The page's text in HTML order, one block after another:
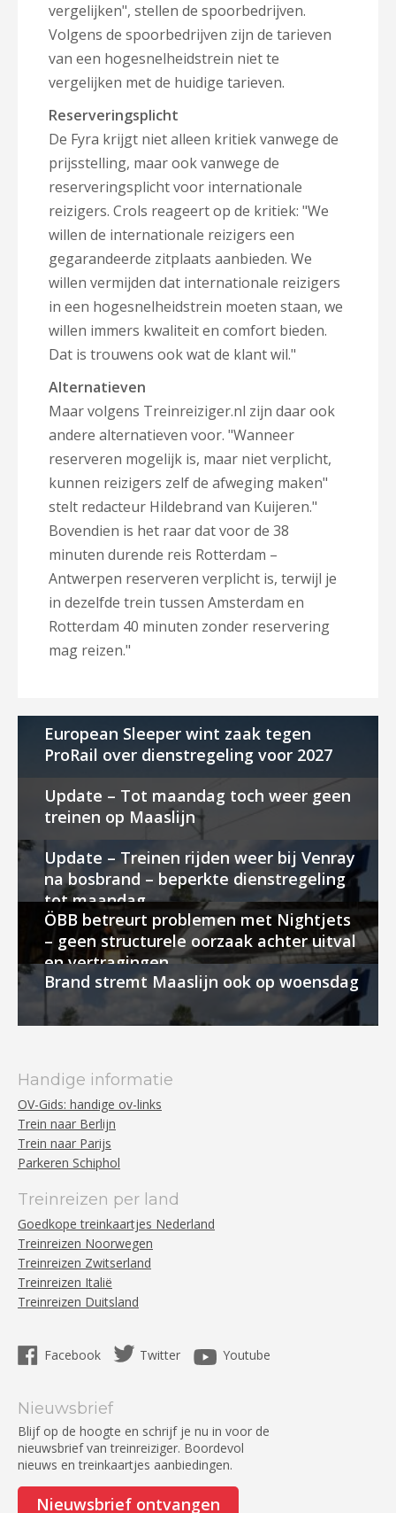
vergelijken", stellen de spoorbedrijven.
Volgens de spoorbedrijven zijn de tarieven
van een hogesnelheidstrein niet te
vergelijken met de huidige tarieven.
Reserveringsplicht
De Fyra krijgt niet alleen kritiek vanwege de
prijsstelling, maar ook vanwege de
reserveringsplicht voor internationale
reizigers. Crols reageert op de kritiek: "We
willen de internationale reizigers een
gegarandeerde zitplaats aanbieden. We
willen vermijden dat internationale reizigers
in een hogesnelheidstrein moeten staan, we
willen immers kwaliteit en comfort bieden.
Dat is trouwens ook wat de klant wil."
Alternatieven
Maar volgens Treinreiziger.nl zijn daar ook
andere alternatieven voor. "Wanneer
reserveren mogelijk is, maar niet verplicht,
kunnen reizigers zelf de afweging maken"
stelt redacteur Hildebrand van Kuijeren."
Bovendien is het raar dat voor de 38
minuten durende reis Rotterdam –
Antwerpen reserveren verplicht is, terwijl je
in dezelfde trein tussen Amsterdam en
Rotterdam 40 minuten zonder reservering
mag reizen."
European Sleeper wint zaak tegen
ProRail over dienstregeling voor 2027
Update – Tot maandag toch weer geen
treinen op Maaslijn
Update – Treinen rijden weer bij Venray
na bosbrand – beperkte dienstregeling
tot maandag
ÖBB betreurt problemen met Nightjets
– geen structurele oorzaak achter uitval
en vertragingen
Brand stremt Maaslijn ook op woensdag
Handige informatie
OV-Gids: handige ov-links
Trein naar Berlijn
Trein naar Parijs
Parkeren Schiphol
Treinreizen per land
Goedkope treinkaartjes Nederland
Treinreizen Noorwegen
Treinreizen Zwitserland
Treinreizen Italië
Treinreizen Duitsland
Facebook Twitter Youtube
Nieuwsbrief
Blijf op de hoogte en schrijf je nu in voor de
nieuwsbrief van treinreiziger. Boordevol
nieuws en treinkaartjes aanbiedingen.
Nieuwsbrief ontvangen